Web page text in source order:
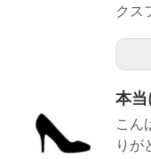
クス
本当
こん
りが